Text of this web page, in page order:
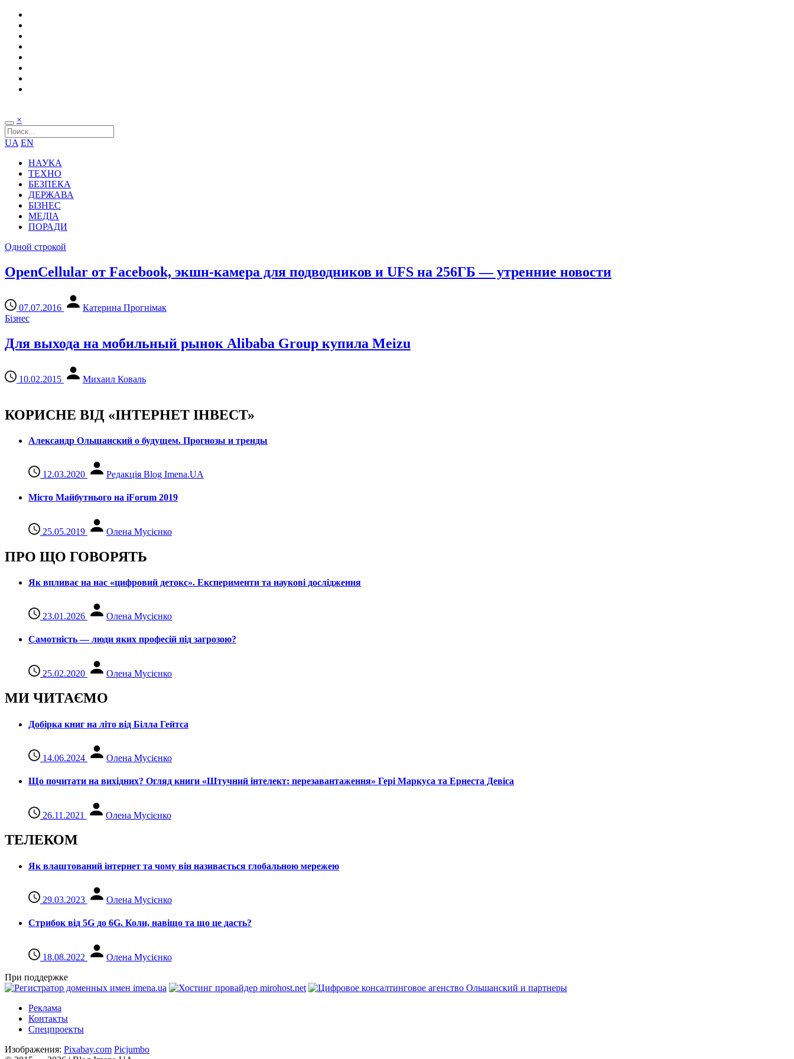
×
UA EN
НАУКА
ТЕХНО
БЕЗПЕКА
ДЕРЖАВА
БІЗНЕС
МЕДІА
ПОРАДИ
Одной строкой
OpenCellular от Facebook, экшн-камера для подводников и UFS на 256ГБ — утренние новости
07.07.2016
Катерина Прогнімак
Бізнес
Для выхода на мобильный рынок Alibaba Group купила Meizu
10.02.2015 Михаил Коваль
КОРИСНЕ ВІД «ІНТЕРНЕТ ІНВЕСТ»
Александр Ольшанский о будущем. Прогнозы и тренды
12.03.2020 Редакція Blog Imena.UA
Місто Майбутнього на iForum 2019
25.05.2019 Олена Мусієнко
ПРО ЩО ГОВОРЯТЬ
Як впливає на нас «цифровий детокс». Експерименти та наукові дослідження
23.01.2026 Олена Мусієнко
Самотність — люди яких професій під загрозою?
25.02.2020 Олена Мусієнко
МИ ЧИТАЄМО
Добірка книг на літо від Білла Гейтса
14.06.2024 Олена Мусієнко
Що почитати на вихідних? Огляд книги «Штучний інтелект: перезавантаження» Гері Маркуса та Ернеста Девіса
26.11.2021 Олена Мусієнко
ТЕЛЕКОМ
Як влаштований інтернет та чому він називається глобальною мережею
29.03.2023 Олена Мусієнко
Стрибок від 5G до 6G. Коли, навіщо та що це даcть?
18.08.2022
Олена Мусієнко
При поддержке
Реклама
Контакты
Спецпроекты
Изображения: Pixabay.com Picjumbo